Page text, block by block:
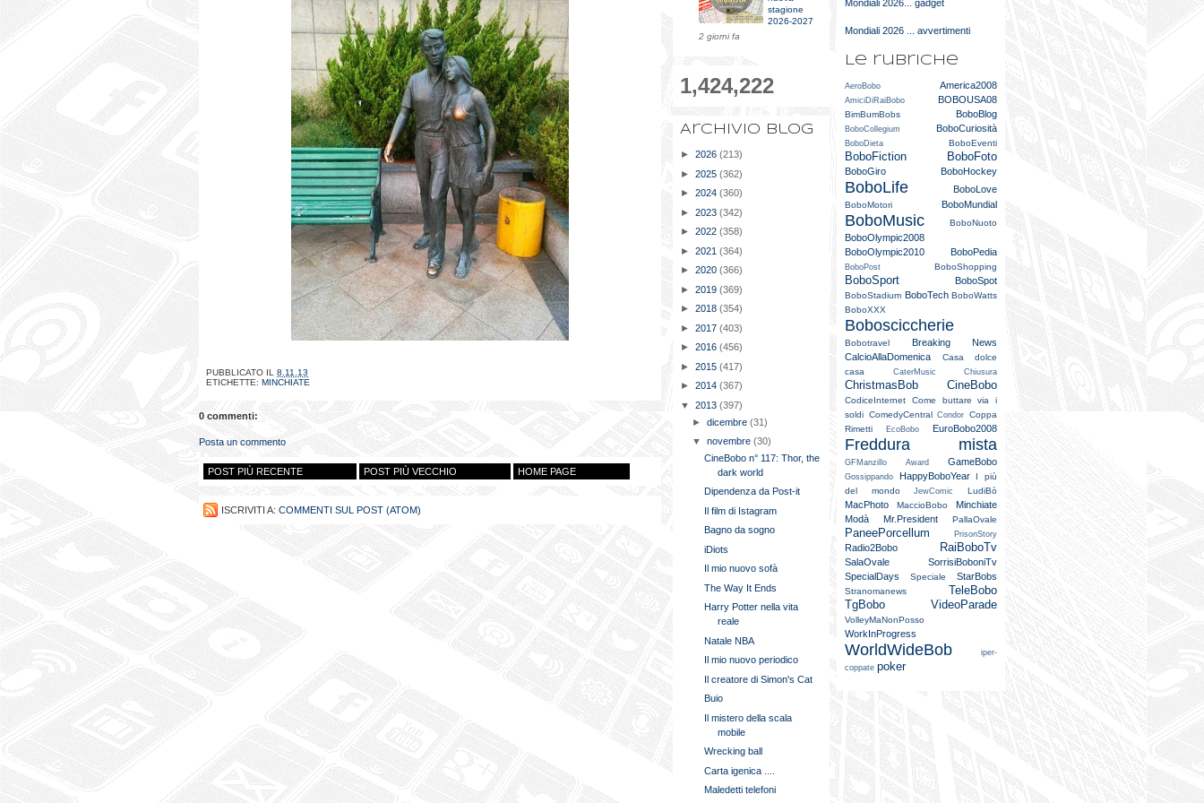
PUBBLICATO IL 8.11.13
ETICHETTE: MINCHIATE
0 commenti:
Posta un commento
POST PIÙ RECENTE POST PIÙ VECCHIO HOME PAGE
ISCRIVITI A: COMMENTI SUL POST (ATOM)
stagione
2026-2027
2 giorni fa
1,424,222
Archivio blog
► 2026 (213)
► 2025 (362)
► 2024 (360)
► 2023 (342)
► 2022 (358)
► 2021 (364)
► 2020 (366)
► 2019 (369)
► 2018 (354)
► 2017 (403)
► 2016 (456)
► 2015 (417)
► 2014 (367)
▼ 2013 (397)
►dicembre(31)
▼novembre(30)
CineBobo n° 117: Thor, the
dark world
Dipendenza da Post-it
Il film di Istagram
Bagno da sogno
iDiots
Il mio nuovo sofà
The Way It Ends
Harry Potter nella vita
reale
Natale NBA
Il mio nuovo periodico
Il creatore di Simon's Cat
Buio
Il mistero della scala
mobile
Wrecking ball
Carta igenica ....
Maledetti telefoni
Mondiali 2026... gadget
Mondiali 2026 ... avvertimenti
Le rubriche
AeroBobo America2008
AmiciDiRaiBobo BOBOUSA08
BimBumBobs BoboBlog
BoboCollegium BoboCuriosità
BoboDieta BoboEventi
BoboFiction BoboFoto
BoboGiro BoboHockey
BoboLife BoboLove
BoboMotori BoboMundial
BoboMusic BoboNuoto
BoboOlympic2008
BoboOlympic2010
BoboPedia
BoboPost BoboShopping
BoboSport BoboSpot
BoboStadium BoboTech BoboWatts
BoboXXX
Bobosciccherie
Bobotravel
Breaking News
CalcioAllaDomenica
Casa dolce
casa
CaterMusic Chiusura
ChristmasBob CineBobo
CodiceInternet
Come buttare via i
soldi ComedyCentral Condor
Coppa
Rimetti
EcoBobo EuroBobo2008
Freddura mista
GFManzillo Award GameBobo
Gossippando HappyBoboYear
I più
del mondo
JewComic LudiBò
MacPhoto MaccioBobo
Minchiate
Modà
Mr.President PallaOvale
PaneePorcellum PrisonStory
Radio2Bobo RaiBoboTv
SalaOvale
SorrisiBoboniTv
SpecialDays
Speciale StarBobs
Stranomanews
TeleBobo
TgBobo
VideoParade
VolleyMaNonPosso
WorkInProgress
WorldWideBob
iper-
coppate poker